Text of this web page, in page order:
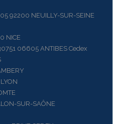
92200 NEUILLY-SUR-SEINE
NICE
06605 ANTIBES Cedex
SUR-SAÔNE